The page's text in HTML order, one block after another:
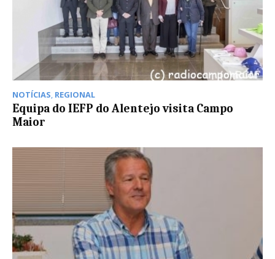
NOTÍCIAS, REGIONAL
Equipa do IEFP do Alentejo visita Campo
Maior